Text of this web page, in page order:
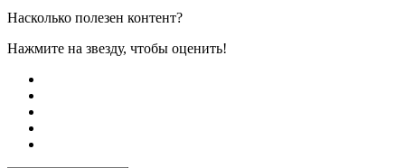
Насколько полезен контент?
Нажмите на звезду, чтобы оценить!